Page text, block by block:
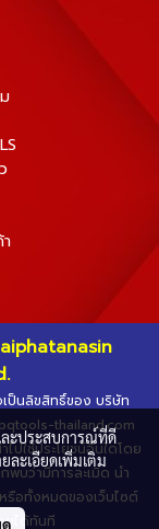
ป็นลิขสิทธิ์ของ บริษัท
thailand.com
ปใช้ประโยชน์อื่นใดโดย
บว่ามีการละเมิด นำ
รือทั้งหมดของเว็บไซต์
ยได้ทันที
ละประสบการณ์ที่ดี
ละเอียดเพิ่มเติม